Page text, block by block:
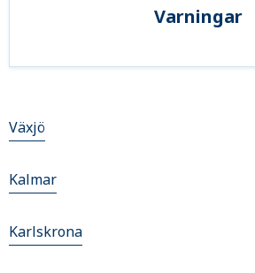
Varningar
Växjö
Kalmar
Karlskrona